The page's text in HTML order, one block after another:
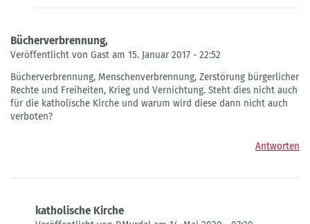
Bücherverbrennung,
Veröffentlicht von Gast am 15. Januar 2017 - 22:52
Bücherverbrennung, Menschenverbrennung, Zerstörung bürgerlicher
Rechte und Freiheiten, Krieg und Vernichtung. Steht dies nicht auch
für die katholische Kirche und warum wird diese dann nicht auch
verboten?
Antworten
katholische Kirche